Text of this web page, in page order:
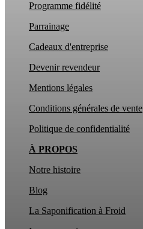
À PROPOS
Notre histoire
Blog
La Saponification à Froid
Programme fidélité
Parrainage
Cadeaux d'entreprise
Devenir revendeur
Mentions légales
Conditions générales de vente
Politique de confidentialité